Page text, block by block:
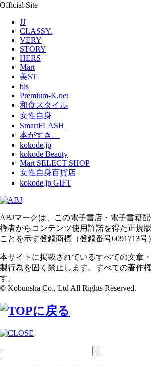
Official Site
JJ
CLASSY.
VERY
STORY
HERS
Mart
美ST
bis
Premium-K.net
和食スタイル
女性自身
SmartFLASH
本がすき。
kokode.jp
kokode Beauty
Mart SELECT SHOP
女性自身百貨店
kokode.jp GIFT
ABJマークは、この電子書店・電子書籍
権者からコンテンツ使用許諾を得た正規
ことを示す登録商標（登録番号6091713号
本サイトに掲載されているすべての文章
製行為を固く禁止します。すべての著作
す。
© Kobunsha Co., Ltd All Rights Reserved.